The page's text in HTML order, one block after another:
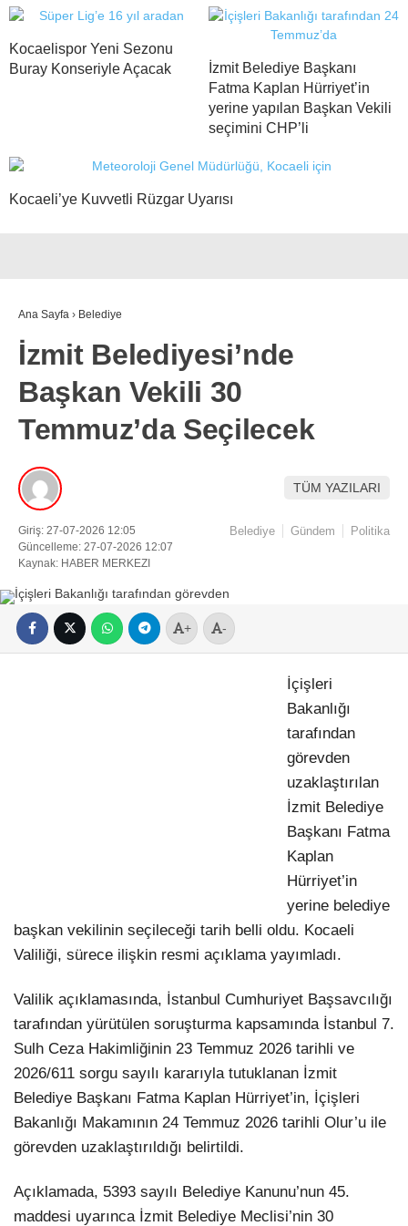
Kocaelispor Yeni Sezonu
Buray Konseriyle Açacak
İzmit Belediye Başkanı
Fatma Kaplan Hürriyet’in
yerine yapılan Başkan Vekili
seçimini CHP’li
Kocaeli’ye Kuvvetli Rüzgar Uyarısı
Ana Sayfa › Belediye
İzmit Belediyesi’nde
Başkan Vekili 30
Temmuz’da Seçilecek
TÜM YAZILARI
Giriş: 27-07-2026 12:05
Güncelleme: 27-07-2026 12:07
Kaynak: HABER MERKEZI
Belediye Gündem Politika
+ -
İçişleri
Bakanlığı
tarafından
görevden
uzaklaştırılan
İzmit Belediye
Başkanı Fatma
Kaplan
Hürriyet’in
yerine belediye
başkan vekilinin seçileceği tarih belli oldu. Kocaeli
Valiliği, sürece ilişkin resmi açıklama yayımladı.
Valilik açıklamasında, İstanbul Cumhuriyet Başsavcılığı
tarafından yürütülen soruşturma kapsamında İstanbul 7.
Sulh Ceza Hakimliğinin 23 Temmuz 2026 tarihli ve
2026/611 sorgu sayılı kararıyla tutuklanan İzmit
Belediye Başkanı Fatma Kaplan Hürriyet’in, İçişleri
Bakanlığı Makamının 24 Temmuz 2026 tarihli Olur’u ile
görevden uzaklaştırıldığı belirtildi.
Açıklamada, 5393 sayılı Belediye Kanunu’nun 45.
maddesi uyarınca İzmit Belediye Meclisi’nin 30